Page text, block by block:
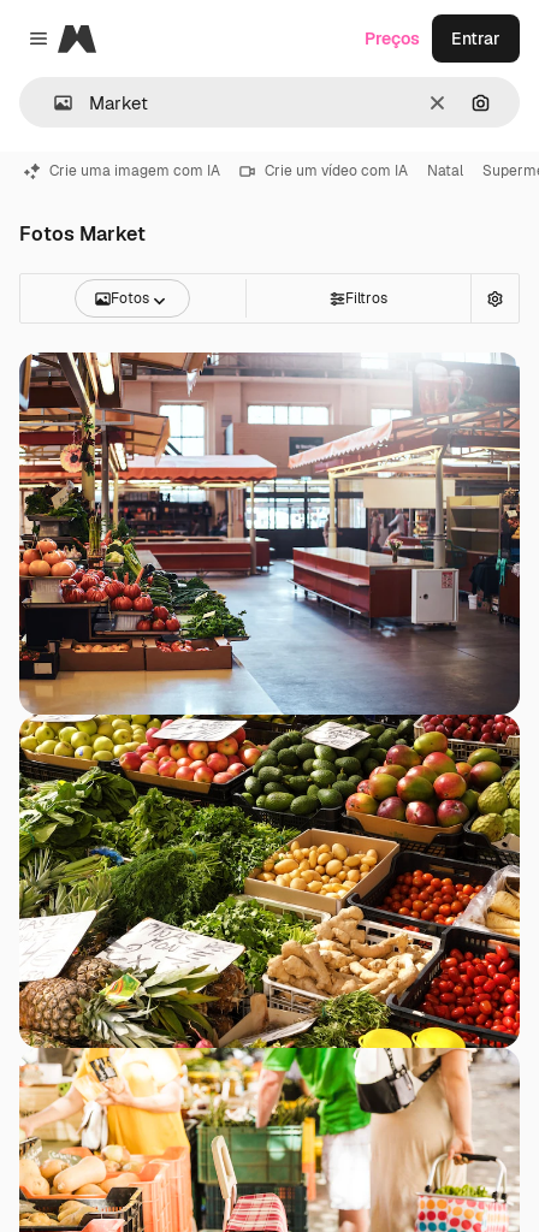
Close menu
Magnific
Limpar
Preços Entrar
Crie uma imagem com IA Crie um vídeo com IA Natal
Fotos Market
Fotos Filtros